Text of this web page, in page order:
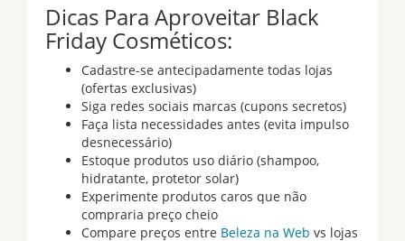
Dicas Para Aproveitar Black
Friday Cosméticos:
Cadastre-se antecipadamente todas lojas
(ofertas exclusivas)
Siga redes sociais marcas (cupons secretos)
Faça lista necessidades antes (evita impulso
desnecessário)
Estoque produtos uso diário (shampoo,
hidratante, protetor solar)
Experimente produtos caros que não
compraria preço cheio
Compare preços entre Beleza na Web vs lojas